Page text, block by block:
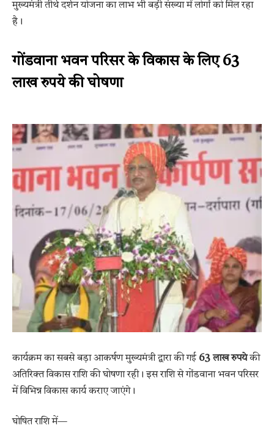
मुख्यमंत्री तीर्थ दर्शन योजना का लाभ भी बड़ी संख्या में लोगों को मिल रहा
है।
गोंडवाना भवन परिसर के विकास के लिए 63
लाख रुपये की घोषणा
कार्यक्रम का सबसे बड़ा आकर्षण मुख्यमंत्री द्वारा की गई 63 लाख रुपयेकी
अतिरिक्त विकास राशि की घोषणा रही। इस राशि से गोंडवाना भवन परिसर
में विभिन्न विकास कार्य कराए जाएंगे।
घोषित राशि में—